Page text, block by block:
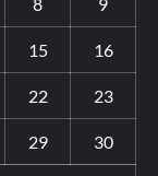
8 9
15 16
22 23
29 30